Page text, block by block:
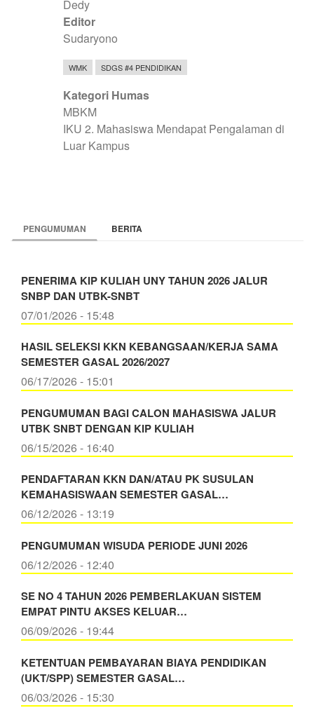
Dedy
Editor
Sudaryono
WMK SDGS #4 PENDIDIKAN
Kategori Humas
MBKM
IKU 2. Mahasiswa Mendapat Pengalaman di
Luar Kampus
PENGUMUMAN BERITA
PENERIMA KIP KULIAH UNY TAHUN 2026 JALUR
SNBP DAN UTBK-SNBT
07/01/2026 - 15:48
HASIL SELEKSI KKN KEBANGSAAN/KERJA SAMA
SEMESTER GASAL 2026/2027
06/17/2026 - 15:01
PENGUMUMAN BAGI CALON MAHASISWA JALUR
UTBK SNBT DENGAN KIP KULIAH
06/15/2026 - 16:40
PENDAFTARAN KKN DAN/ATAU PK SUSULAN
KEMAHASISWAAN SEMESTER GASAL…
06/12/2026 - 13:19
PENGUMUMAN WISUDA PERIODE JUNI 2026
06/12/2026 - 12:40
SE NO 4 TAHUN 2026 PEMBERLAKUAN SISTEM
EMPAT PINTU AKSES KELUAR…
06/09/2026 - 19:44
KETENTUAN PEMBAYARAN BIAYA PENDIDIKAN
(UKT/SPP) SEMESTER GASAL…
06/03/2026 - 15:30